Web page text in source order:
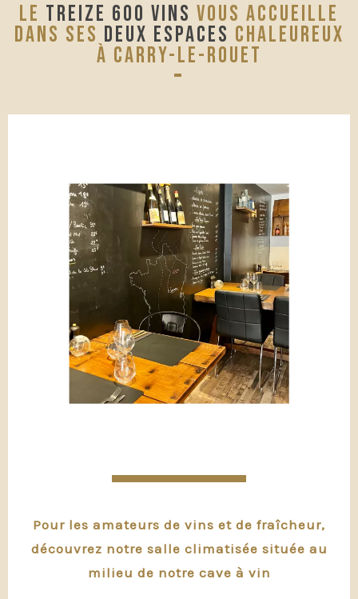
LE TREIZE 600 VINS VOUS ACCUEILLE
DANS SES DEUX ESPACES CHALEUREUX
À CARRY-LE-ROUET
-
Pour les amateurs de vins et de fraîcheur,
découvrez notre salle climatisée située au
milieu de notre cave à vin